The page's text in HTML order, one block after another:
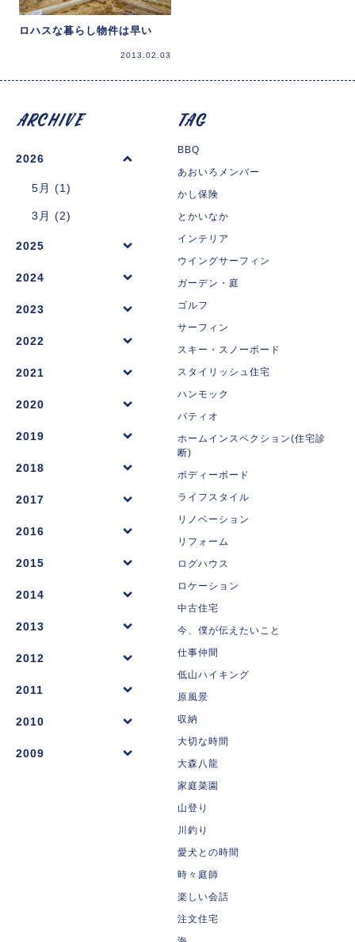
ロハスな暮らし物件は早い
2013.02.03
2026
5月 (1)
3月 (2)
2025
2024
2023
2022
2021
2020
2019
2018
2017
2016
2015
2014
2013
2012
2011
2010
2009
BBQ
あおいろメンバー
かし保険
とかいなか
インテリア
ウイングサーフィン
ガーデン・庭
ゴルフ
サーフィン
スキー・スノーボード
スタイリッシュ住宅
ハンモック
パティオ
ホームインスペクション(住宅診
断)
ボディーボード
ライフスタイル
リノベーション
リフォーム
ログハウス
ロケーション
中古住宅
今、僕が伝えたいこと
仕事仲間
低山ハイキング
原風景
収納
大切な時間
大森八龍
家庭菜園
山登り
川釣り
愛犬との時間
時々庭師
楽しい会話
注文住宅